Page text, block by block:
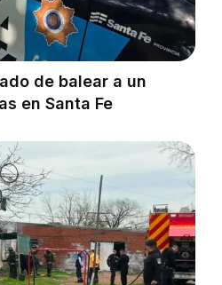
de balear a un
en Santa Fe